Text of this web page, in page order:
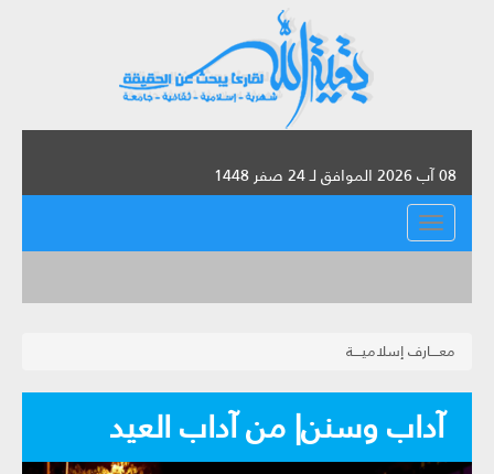
08 آب 2026 الموافق لـ 24 صفر 1448
القائمة
معــــارف إسلاميــــة
آداب وسنن| من آداب العيد